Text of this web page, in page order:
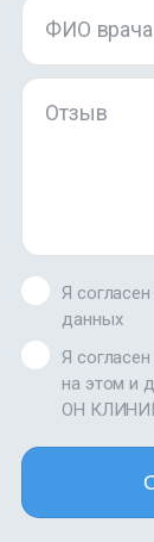
ФИО врача
Отзыв
Я
данных
Я
на этом и
ОН